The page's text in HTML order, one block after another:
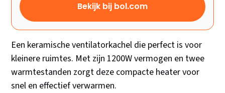
Bekijk bij bol.com
Een keramische ventilatorkachel die perfect is voor
kleinere ruimtes. Met zijn 1200W vermogen en twee
warmtestanden zorgt deze compacte heater voor
snel en effectief verwarmen.